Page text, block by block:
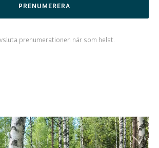
PRENUMERERA
prenumerationen när som helst.